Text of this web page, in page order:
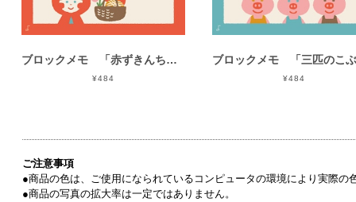
ブロックメモ 「赤ずきんちゃん」
¥484 ¥484
ご注意事項
●商品の色は、ご使用になられているコンピュータの環境により実際の
●商品の写真の拡大率は一定ではありません。